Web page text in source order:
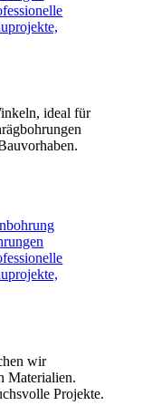
ideal für
wir
Materialien.
Projekte.